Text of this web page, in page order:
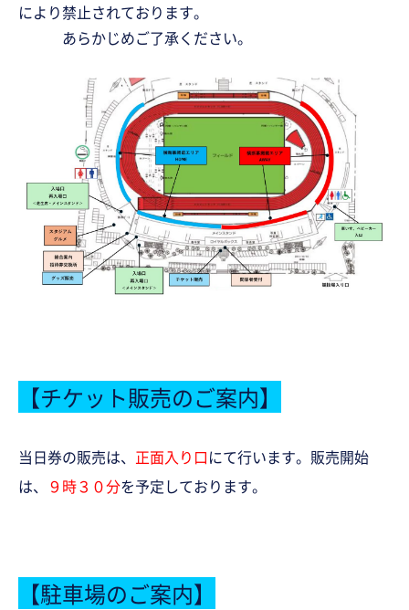
により禁止されております。
あらかじめご了承ください。
【チケット販売のご案内】
当日券の販売は、 正面入り口にて行います。販売開始
は、 ９時３０分を予定しております。
【駐車場のご案内】